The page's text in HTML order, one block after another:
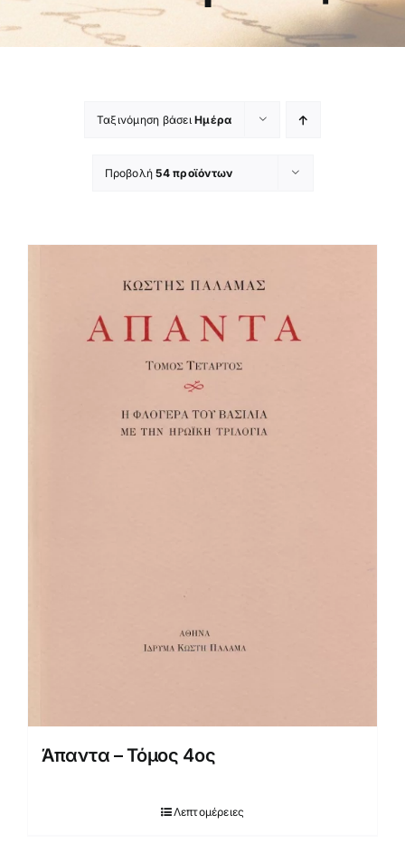
Ταξινόμηση βάσειΗμέρα
Προβολή54 προϊόντων
Άπαντα – Τόμος 4ος
Λεπτομέρειες